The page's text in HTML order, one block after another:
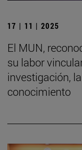
17 | 11 | 2025
El MUN,
su labor
investigación,
conocimiento